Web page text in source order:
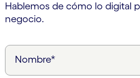
Hablemos de cómo lo digital
negocio.
Nombre*